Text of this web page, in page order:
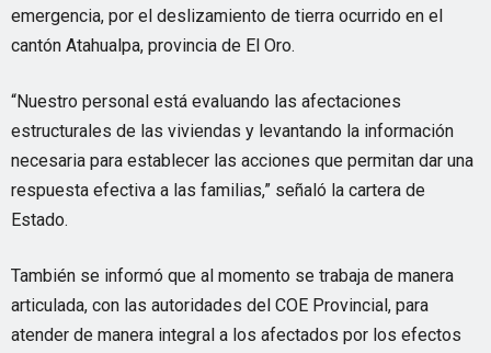
emergencia, por el deslizamiento de tierra ocurrido en el
cantón Atahualpa, provincia de El Oro.
“Nuestro personal está evaluando las afectaciones
estructurales de las viviendas y levantando la información
necesaria para establecer las acciones que permitan dar una
respuesta efectiva a las familias,” señaló la cartera de
Estado.
También se informó que al momento se trabaja de manera
articulada, con las autoridades del COE Provincial, para
atender de manera integral a los afectados por los efectos